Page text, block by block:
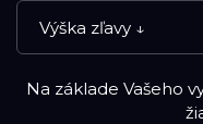
Výška zľavy ↓
Na základe Vašeho